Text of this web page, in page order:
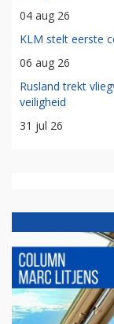
04 aug 26
KLM stelt eerste
06 aug 26
Rusland trekt
veiligheid
31 jul 26